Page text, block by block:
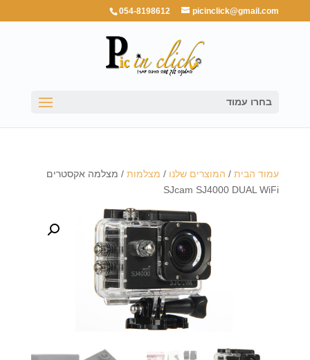
054-8198612 picinclick@gmail.com
בחרו עמוד
עמוד הבית/ המוצרים שלנו / מצלמות/ מצלמה אקסטרים
SJcam SJ4000 DUAL WiFi